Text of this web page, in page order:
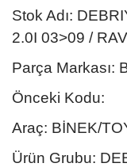
Stok Adı:
2.0I 03>09 /
Parça Markası:
Önceki Kodu:
Araç: BİNEK/
Ürün Grubu: